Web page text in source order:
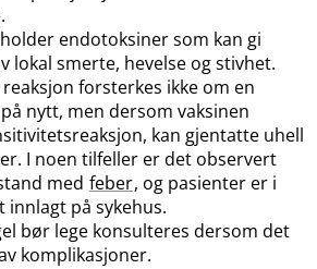
endotoksiner som kan gi
lokal smerte, hevelse og stivhet.
forsterkes ikke om en
nytt, men dersom vaksinen
kan gjentatte uhell
I noen tilfeller er det observert
med feber, og pasienter er i
på sykehus.
bør lege konsulteres dersom det
komplikasjoner.